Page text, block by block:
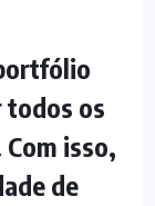
todos os
isso,
de